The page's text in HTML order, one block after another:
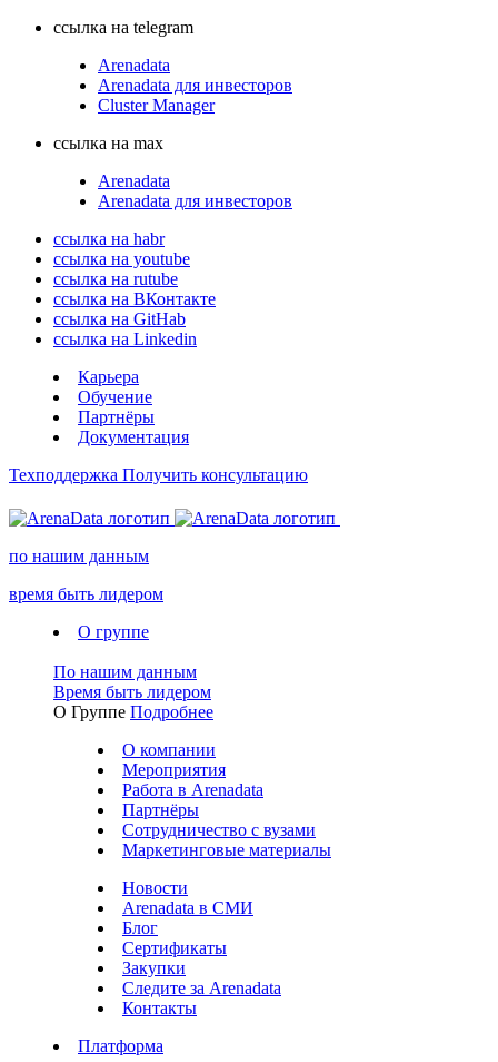
ссылка на telegram
Arenadata
Arenadata для инвесторов
Cluster Manager
ссылка на max
Arenadata
Arenadata для инвесторов
ссылка на habr
ссылка на youtube
ссылка на rutube
ссылка на ВКонтакте
ссылка на GitHab
ссылка на Linkedin
Карьера
Обучение
Партнёры
Документация
Техподдержка Получить консультацию
по нашим данным
время быть лидером
О группе
По нашим данным
Время быть лидером
О Группе Подробнее
О компании
Мероприятия
Работа в Arenadata
Партнёры
Сотрудничество с вузами
Маркетинговые материалы
Новости
Arenadata в СМИ
Блог
Сертификаты
Закупки
Следите за Аrenadata
Контакты
Платформа